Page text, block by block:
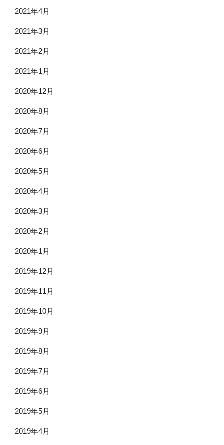
2021年4月
2021年3月
2021年2月
2021年1月
2020年12月
2020年8月
2020年7月
2020年6月
2020年5月
2020年4月
2020年3月
2020年2月
2020年1月
2019年12月
2019年11月
2019年10月
2019年9月
2019年8月
2019年7月
2019年6月
2019年5月
2019年4月